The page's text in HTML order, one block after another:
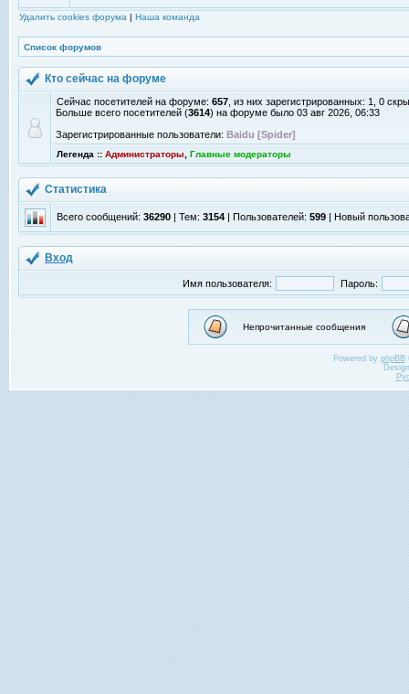
Удалить cookies форума | Наша команда
Список форумов
Кто сейчас на форуме
Сейчас посетителей на форуме: 657 , из них зарегистрированных: 1, 0
Больше всего посетителей (3614) на форуме было 03 авг 2026, 06:33
Зарегистрированные пользователи: Baidu [Spider]
Легенда :: Администраторы Главные модераторы
Статистика
Всего сообщений: 36290 | Тем: 3154 | Пользователей: 599 | Новый
Вход
Имя пользователя: Пароль:
Непрочитанные сообщения
Powered by phpBB